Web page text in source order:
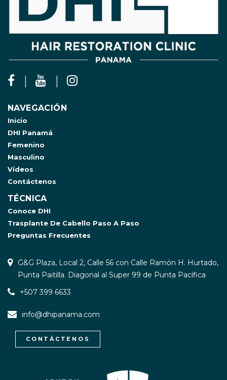
NAVEGACIÓN
Inicio
DHI Panamá
Femenino
Masculino
Vídeos
Contáctenos
TÉCNICA
Conoce DHI
Trasplante De Cabello Paso A Paso
Preguntas Frecuentes
G&G Plaza, Local 2, Calle 56 con Calle Ramón H. Hurtado,
Punta Paitilla. Diagonal al Super 99 de Punta Pacífica
+507 399 6633
info@dhipanama.com
CONTÁCTENOS